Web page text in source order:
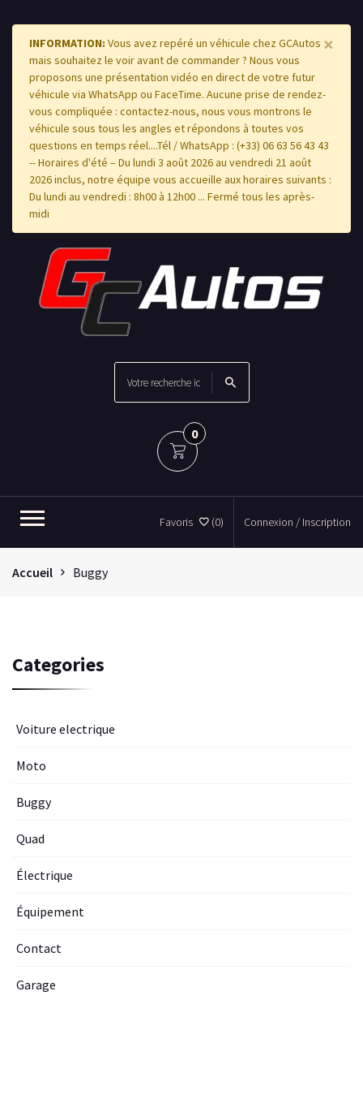
INFORMATION: Vous avez repéré un véhicule chez GCAutos
mais souhaitez le voir avant de commander ? Nous vous
proposons une présentation vidéo en direct de votre futur
véhicule via WhatsApp ou FaceTime. Aucune prise de rendez-
vous compliquée : contactez-nous, nous vous montrons le
véhicule sous tous les angles et répondons à toutes vos
questions en temps réel....Tél / WhatsApp : (+33) 06 63 56 43 43
-- Horaires d'été – Du lundi 3 août 2026 au vendredi 21 août
2026 inclus, notre équipe vous accueille aux horaires suivants :
Du lundi au vendredi : 8h00 à 12h00 ... Fermé tous les après-
midi
×
0
Favoris (0) Connexion / Inscription
Accueil Buggy
Categories
Voiture electrique
Moto
Buggy
Quad
Électrique
Équipement
Contact
Garage